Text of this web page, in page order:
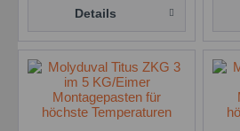
Details